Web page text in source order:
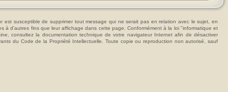
susceptible de supprimer tout message qui ne serait pas en relation avec le sujet, en
à d'autres fins que leur affichage dans cette page. Conformément à la loi "informatique et
consultez la documentation technique de votre navigateur Internet afin de désactiver
du Code de la Propriété Intellectuelle. Toute copie ou reproduction non autorisé, sauf